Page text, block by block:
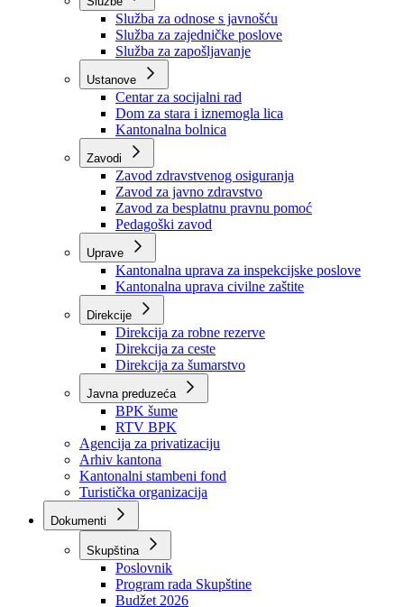
Organizacije
Službe
Služba za odnose s javnošću
Služba za zajedničke poslove
Služba za zapošljavanje
Ustanove
Centar za socijalni rad
Dom za stara i iznemogla lica
Kantonalna bolnica
Zavodi
Zavod zdravstvenog osiguranja
Zavod za javno zdravstvo
Zavod za besplatnu pravnu pomoć
Pedagoški zavod
Kantonalna uprava za inspekcijske poslove
Kantonalna uprava civilne zaštite
Direkcije
Direkcija za robne rezerve
Direkcija za ceste
Direkcija za šumarstvo
Javna preduzeća
BPK šume
RTV BPK
Agencija za privatizaciju
Arhiv kantona
Kantonalni stambeni fond
Turistička organizacija
Dokumenti
Skupština